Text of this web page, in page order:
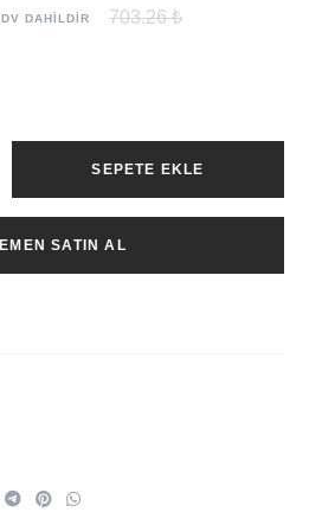
DAHİLDİR 703.26 ₺
SEPETE EKLE
SATIN AL